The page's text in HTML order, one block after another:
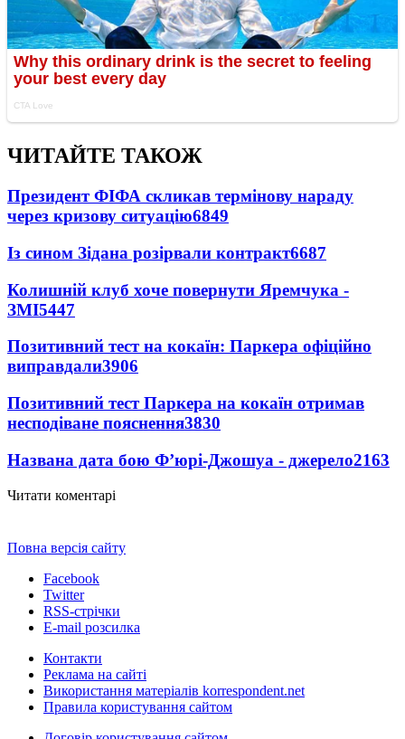
ЧИТАЙТЕ ТАКОЖ
Президент ФІФА скликав термінову нараду
через кризову ситуацію6849
Із сином Зідана розірвали контракт6687
Колишній клуб хоче повернути Яремчука -
ЗМІ5447
Позитивний тест на кокаїн: Паркера офіційно
виправдали3906
Позитивний тест Паркера на кокаїн отримав
несподіване пояснення3830
Названа дата бою Ф’юрі-Джошуа - джерело2163
Читати коментарі
Повна версія сайту
Facebook
Twitter
RSS-стрічки
E-mail розсилка
Контакти
Реклама на сайті
Використання матеріалів korrespondent.net
Правила користування сайтом